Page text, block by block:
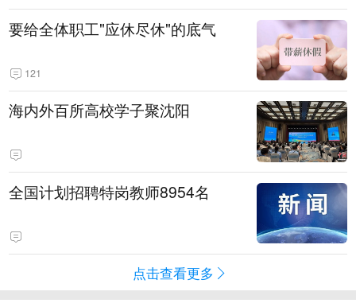
要给全体职工"应休尽休"的底气
121
海内外百所高校学子聚沈阳
全国计划招聘特岗教师8954名
点击查看更多